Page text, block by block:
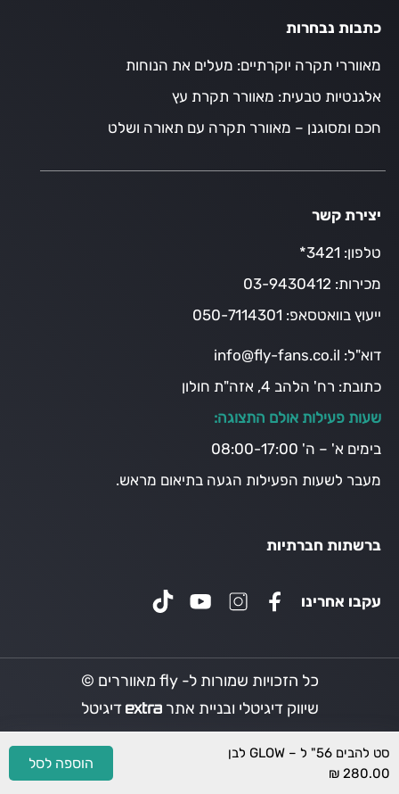
סט להבים 56" ל – GLOW לבן
280.00
₪
הוספה לסל
כתבות נבחרות
מאווררי תקרה יוקרתיים: מעלים את הנוחות
אלגנטיות טבעית: מאוורר תקרת עץ
חכם ומסוגנן – מאוורר תקרה עם תאורה ושלט
יצירת קשר
טלפון: 3421*
מכירות: 03-9430412
ייעוץ בוואטסאפ: 050-7114301
דוא"ל: info@fly-fans.co.il
כתובת: רח' הלהב 4, אזה"ת חולון
שעות פעילות אולם התצוגה:
בימים א' – ה' 08:00-17:00
מעבר לשעות הפעילות הגעה בתיאום מראש.
ברשתות חברתיות
עקבו אחרינו
כל הזכויות שמורות ל- fly מאווררים ©
שיווק דיגיטלי ובניית אתר
דיגיטל